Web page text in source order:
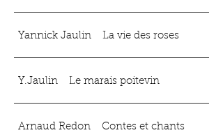
Yannick Jaulin La vie des roses
Y.Jaulin Le marais poitevin
Arnaud Redon Contes et chants